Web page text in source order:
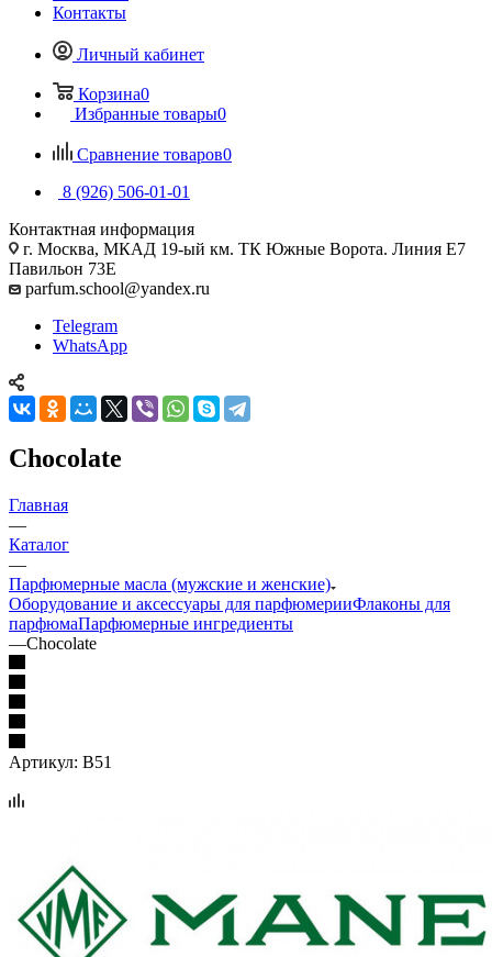
Контакты
Личный кабинет
Корзина0
Избранные товары0
Сравнение товаров0
8 (926) 506-01-01
Контактная информация
г. Москва, МКАД 19-ый км. ТК Южные Ворота. Линия Е7
Павильон 73Е
parfum.school@yandex.ru
Telegram
WhatsApp
Chocolate
Главная
—
Каталог
—
Парфюмерные масла (мужские и женские)
Оборудование и аксессуары для парфюмерииФлаконы для
парфюмаПарфюмерные ингредиенты
—Chocolate
Артикул: B51